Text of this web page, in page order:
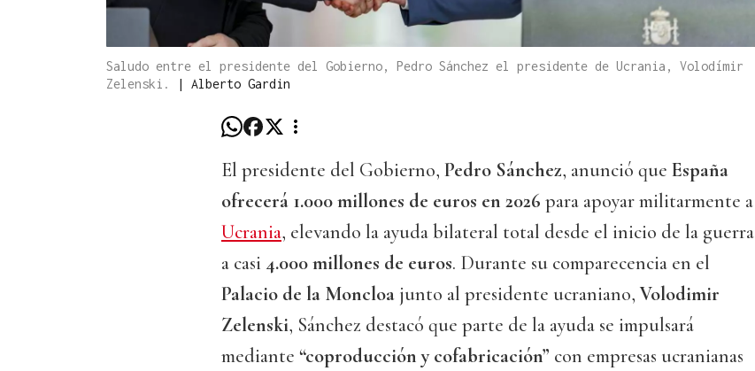
Saludo entre el presidente del Gobierno, Pedro Sánchez el presidente de Ucrania, Volodímir
Zelenski.
| Alberto Gardin
El presidente del Gobierno, Pedro Sánchez, anunció que España
ofrecerá 1.000 millones de euros en 2026 para apoyar militarmente a
Ucrania, elevando la ayuda bilateral total desde el inicio de la guerra
a casi 4.000 millones de euros. Durante su comparecencia en el
Palacio de la Moncloa junto al presidente ucraniano, Volodimir
Zelenski, Sánchez destacó que parte de la ayuda se impulsará
mediante “coproducción y cofabricación” con empresas ucranianas